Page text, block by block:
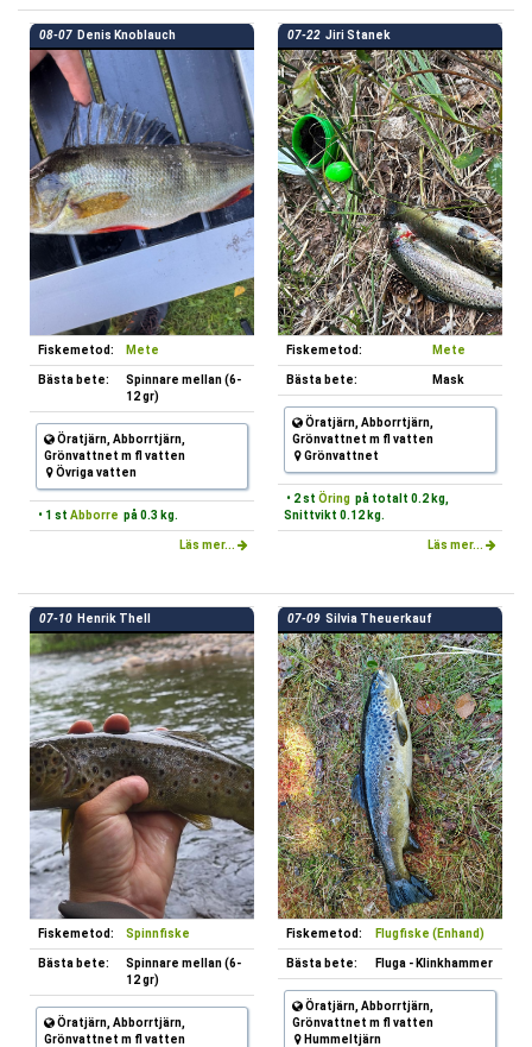
08-07 Denis Knoblauch
Fiskemetod: Mete
Bästa bete:
Spinnare mellan (6-
12 gr)
Öratjärn, Abborrtjärn,
Grönvattnet m fl vatten
Övriga vatten
• 1 st Abborre på 0.3 kg.
Läs mer...
07-22 Jiri Stanek
Fiskemetod: Mete
Bästa bete: Mask
Öratjärn, Abborrtjärn,
Grönvattnet m fl vatten
Grönvattnet
• 2 st Öring på totalt 0.2 kg,
Snittvikt 0.12 kg.
Läs mer...
07-10 Henrik Thell
Fiskemetod: Spinnfiske
Bästa bete:
Spinnare mellan (6-
12 gr)
Öratjärn, Abborrtjärn,
Grönvattnet m fl vatten
07-09 Silvia Theuerkauf
Fiskemetod: Flugfiske (Enhand)
Bästa bete: Fluga - Klinkhammer
Öratjärn, Abborrtjärn,
Grönvattnet m fl vatten
Hummeltjärn